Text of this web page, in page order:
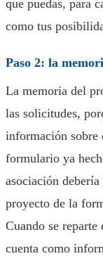
que puedas, para
como tus
Paso 2: la
La memoria del
las solicitudes,
información sobre
formulario ya
asociación
proyecto de la
Cuando se
cuenta como